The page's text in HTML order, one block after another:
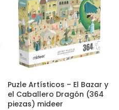
Puzle Artísticos – El Bazar y
el Caballero Dragón (364
piezas) mideer